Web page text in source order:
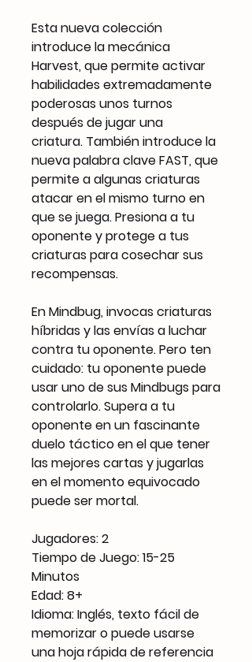
Esta nueva colección
introduce la mecánica
Harvest, que permite activar
habilidades extremadamente
poderosas unos turnos
después de jugar una
criatura. También introduce la
nueva palabra clave FAST, que
permite a algunas criaturas
atacar en el mismo turno en
que se juega. Presiona a tu
oponente y protege a tus
criaturas para cosechar sus
recompensas.
En Mindbug, invocas criaturas
híbridas y las envías a luchar
contra tu oponente. Pero ten
cuidado: tu oponente puede
usar uno de sus Mindbugs para
controlarlo. Supera a tu
oponente en un fascinante
duelo táctico en el que tener
las mejores cartas y jugarlas
en el momento equivocado
puede ser mortal.
Jugadores: 2
Tiempo de Juego: 15-25
Minutos
Edad: 8+
Idioma: Inglés, texto fácil de
memorizar o puede usarse
una hoja rápida de referencia